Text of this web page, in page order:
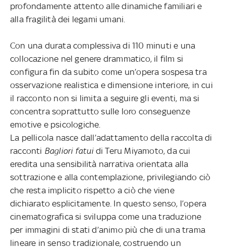
profondamente attento alle dinamiche familiari e
alla fragilità dei legami umani.
Con una durata complessiva di 110 minuti e una
collocazione nel genere drammatico, il film si
configura fin da subito come un’opera sospesa tra
osservazione realistica e dimensione interiore, in cui
il racconto non si limita a seguire gli eventi, ma si
concentra soprattutto sulle loro conseguenze
emotive e psicologiche.
La pellicola nasce dall’adattamento della raccolta di
racconti Bagliori fatuidi Teru Miyamoto, da cui
eredita una sensibilità narrativa orientata alla
sottrazione e alla contemplazione, privilegiando ciò
che resta implicito rispetto a ciò che viene
dichiarato esplicitamente. In questo senso, l’opera
cinematografica si sviluppa come una traduzione
per immagini di stati d’animo più che di una trama
lineare in senso tradizionale, costruendo un